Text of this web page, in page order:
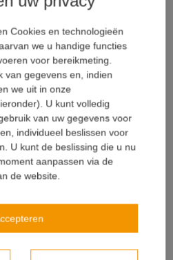
- deel 3
reeks over de
zullen
Cookies en technologieën
we u handige functies
voor bereikmeting.
van gegevens en, indien
we uit in onze
U kunt volledig
van uw gegevens voor
individueel beslissen voor
U kunt de beslissing die u nu
aanpassen via de
de website.